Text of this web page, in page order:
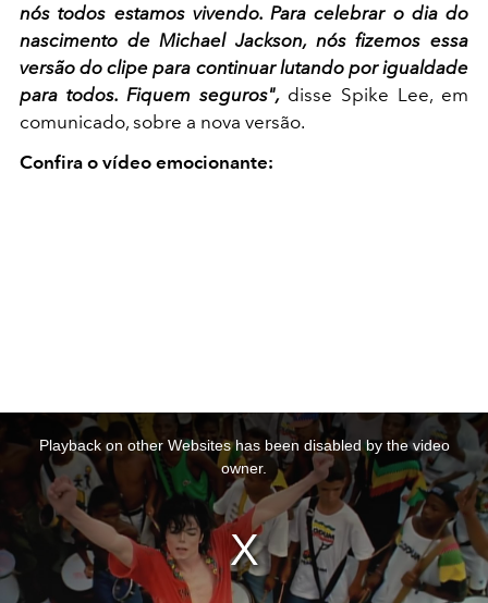
nós todos estamos vivendo. Para celebrar o dia do
nascimento de Michael Jackson, nós fizemos essa
versão do clipe para continuar lutando por igualdade
para todos. Fiquem seguros", disse Spike Lee, em
comunicado, sobre a nova versão.
Confira o vídeo emocionante:
Playback on other Websites has been disabled by the video
owner.